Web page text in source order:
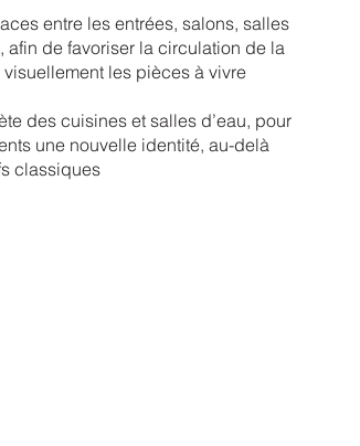
entre les entrées, salons, salles
afin de favoriser la circulation de la
visuellement les pièces à vivre
des cuisines et salles d’eau, pour
une nouvelle identité, au-delà
classiques